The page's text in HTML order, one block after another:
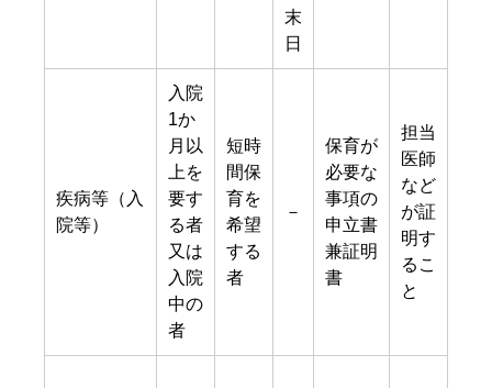
末
日
疾病等（入
院等）
入院
1か
月以
上を
要す
る者
又は
入院
中の
者
短時
間保
育を
希望
する
者
－
保育が
必要な
事項の
申立書
兼証明
書
担当
医師
など
が証
明す
るこ
と